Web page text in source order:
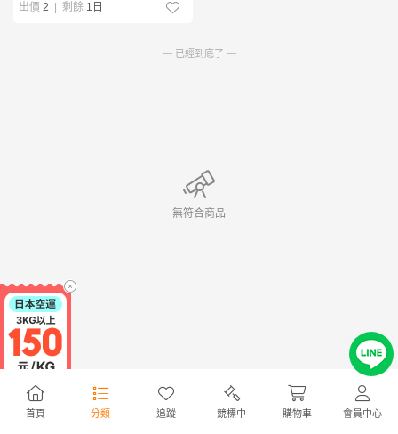
首頁 分類 追蹤 競標中 購物車 會員中心
出價 2 | 剩餘 1日
— 已經到底了 —
無符合商品